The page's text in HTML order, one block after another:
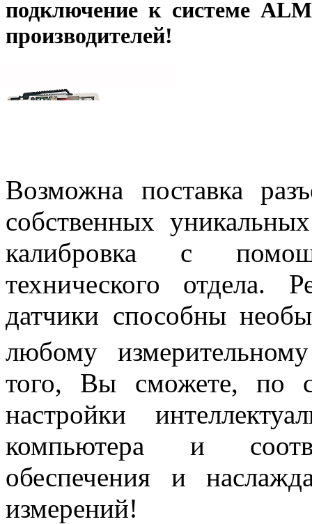
подключение к системе
производителей!
Возможна поставка
собственных
калибровка с
технического отдела.
датчики способны
любому
того, Вы сможете, по
настройки
компьютера и
обеспечения и
измерений!